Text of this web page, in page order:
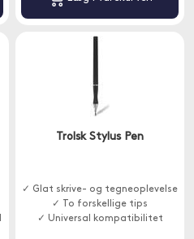
Trolsk Stylus Pen
✓ Glat skrive- og tegneoplevelse
✓ To forskellige tips
✓ Universal kompatibilitet